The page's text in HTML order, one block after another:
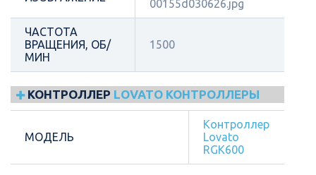
00155d030626.jpg
ЧАСТОТА
ВРАЩЕНИЯ, ОБ/
МИН
1500
КОНТРОЛЛЕР LOVATO КОНТРОЛЛЕРЫ
МОДЕЛЬ
Контроллер
Lovato
RGK600